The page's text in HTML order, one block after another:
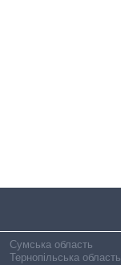
Сумська область
Тернопільська область